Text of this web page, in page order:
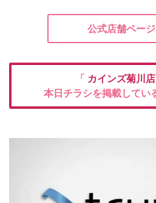
公式店舗ページ
「 カインズ菊川店
本日チラシを掲載してい